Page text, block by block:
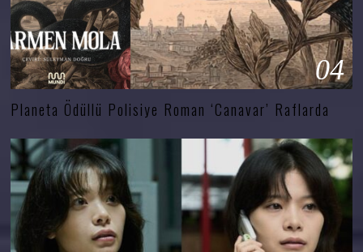
04
Planeta Ödüllü Polisiye Roman ‘Canavar’ Raflarda